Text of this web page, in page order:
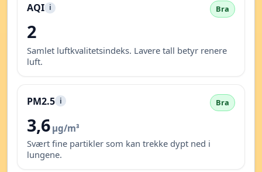
AQI i Bra
2
Samlet luftkvalitetsindeks. Lavere tall betyr renere
luft.
PM2.5 i Bra
3,6 µg/m³
Svært fine partikler som kan trekke dypt ned i
lungene.